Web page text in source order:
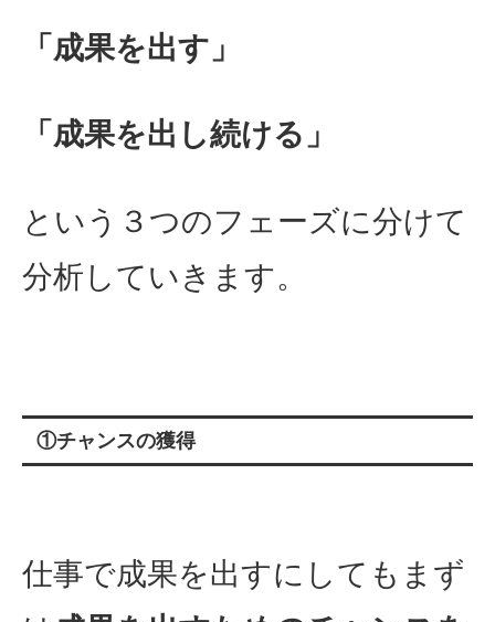
「成果を出す」
「成果を出し続ける」
という３つのフェーズに分けて
分析していきます。
①チャンスの獲得
仕事で成果を出すにしてもまず